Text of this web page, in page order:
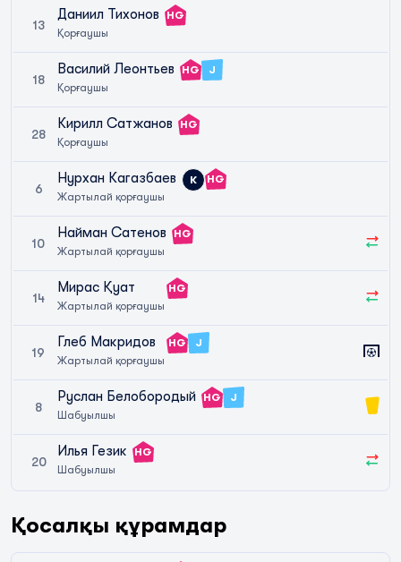
13
Даниил Тихонов
Қорғаушы
HG
18
Василий Леонтьев
Қорғаушы
HG J
28
Кирилл Сатжанов
Қорғаушы
HG
6
Нурхан Кагазбаев
Жартылай қорғаушы
К HG
10
Найман Сатенов
Жартылай қорғаушы
HG
14
Мирас Қуат
Жартылай қорғаушы
HG
19
Глеб Макридов
Жартылай қорғаушы
HG J
8
Руслан Белобородый
Шабуылшы
HG J
20
Илья Гезик
Шабуылшы
HG
Қосалқы құрамдар